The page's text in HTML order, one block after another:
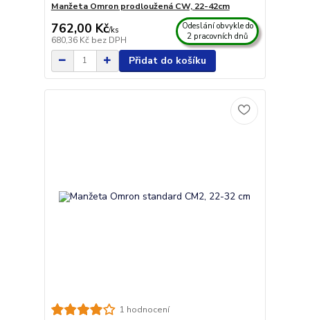
Manžeta Omron prodloužená CW, 22-42cm
762,00 Kč/ks
680,36 Kč bez DPH
Odeslání obvykle do
2 pracovních dnů
Přidat do košíku
1 hodnocení